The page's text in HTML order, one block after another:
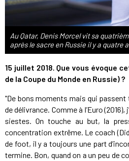
Au Qatar, Denis Morcel vit sa
après le sacre en Russie il y a
15 juillet 2018. Que vous évoque
de la Coupe du Monde en Russie) ?
"De bons moments mais qui
de délivrance. Comme à l’Euro
siestes. On touche au but, la
concentration extrême. Le coach
de foot, il y a toujours une part
termine. Bon, quand on a un peu de